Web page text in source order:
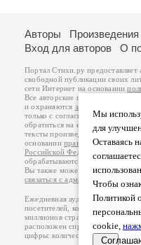
Мы
для
Оставаясь
Чтобы
Политикой
cookie,
Авторы Произведения
Вход для авторов
О
Портал Стихи.ру предоставляет
свободной публикации своих
сети Интернет на основании
Все авторские права на
и охраняются законом
.
только с согласия его автора, к
обратиться на его авторской
тексты произведений авторы
основанииправил публикациии
Российской Федерации
обрабатываются на основании
Вы также можете посмотреть
связаться с администрацией
Ежедневная аудитория портала
посетителей, которые в общей
миллионов страниц по данным
расположен справа от этого
цифры: количество просмотров и